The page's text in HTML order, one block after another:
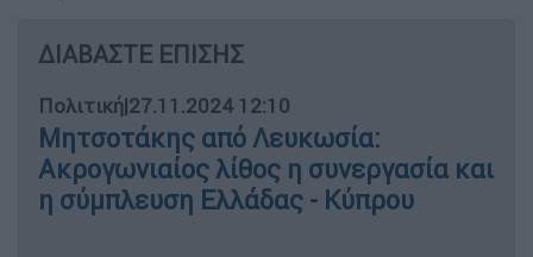
ΔΙΑΒΑΣΤΕ ΕΠΙΣΗΣ
Πολιτική|27.11.2024 12:10
Μητσοτάκης από Λευκωσία:
Ακρογωνιαίος λίθος η συνεργασία και
η σύμπλευση Ελλάδας - Κύπρου